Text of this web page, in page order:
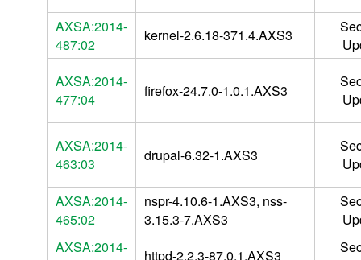
AXSA:2014-
487:02
kernel-2.6.18-371.4.AXS3
AXSA:2014-
477:04
firefox-24.7.0-1.0.1.AXS3
AXSA:2014-
463:03
drupal-6.32-1.AXS3
AXSA:2014-
465:02
nspr-4.10.6-1.AXS3, nss-
3.15.3-7.AXS3
AXSA:2014-
httpd-2.2.3-87.0.1.AXS3